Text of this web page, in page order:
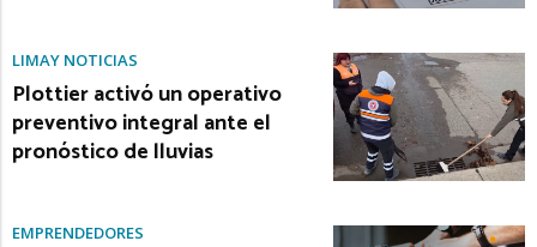
LIMAY NOTICIAS
Plottier activó un operativo
preventivo integral ante el
pronóstico de lluvias
EMPRENDEDORES